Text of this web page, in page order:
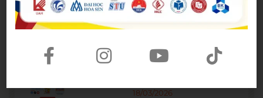
WESET livestream: Săn deal học
hè, rinh quà real cùng Á hậu Lê
[WESET LIVESTREAM] MỪNG
VỚI VÔ VÀN QUÀ VÀ ƯU ĐÃI HẤP
18/03/2026